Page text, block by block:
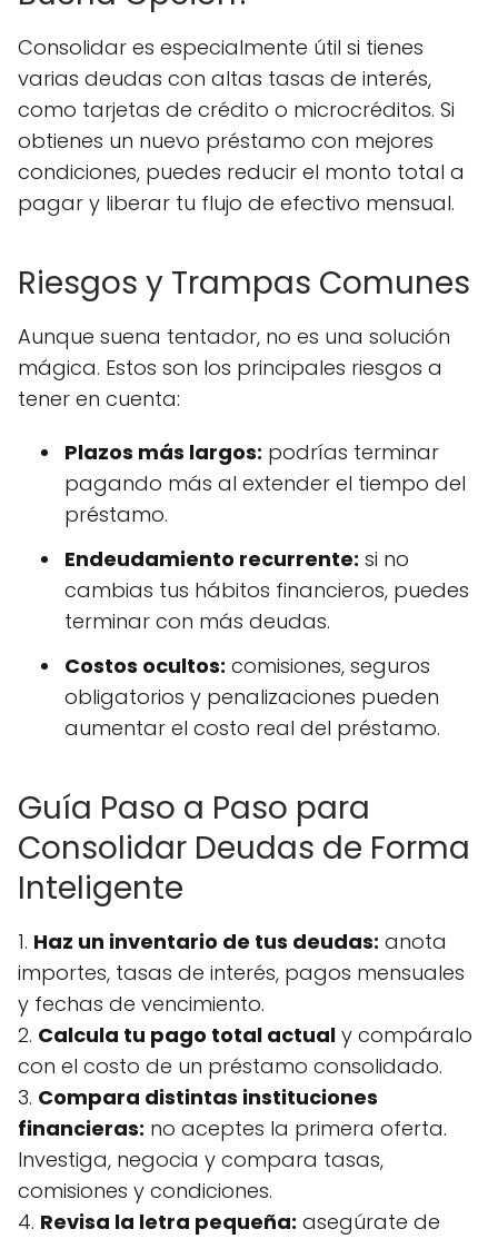
Consolidar es especialmente útil si tienes
varias deudas con altas tasas de interés,
como tarjetas de crédito o microcréditos. Si
obtienes un nuevo préstamo con mejores
condiciones, puedes reducir el monto total a
pagar y liberar tu flujo de efectivo mensual.
Riesgos y Trampas Comunes
Aunque suena tentador, no es una solución
mágica. Estos son los principales riesgos a
tener en cuenta:
Plazos más largos: podrías terminar
pagando más al extender el tiempo del
préstamo.
Endeudamiento recurrente: si no
cambias tus hábitos financieros, puedes
terminar con más deudas.
Costos ocultos: comisiones, seguros
obligatorios y penalizaciones pueden
aumentar el costo real del préstamo.
Guía Paso a Paso para
Consolidar Deudas de Forma
Inteligente
1. Haz un inventario de tus deudas: anota
importes, tasas de interés, pagos mensuales
y fechas de vencimiento.
2. Calcula tu pago total actual y compáralo
con el costo de un préstamo consolidado.
3. Compara distintas instituciones
financieras: no aceptes la primera oferta.
Investiga, negocia y compara tasas,
comisiones y condiciones.
4. Revisa la letra pequeña: asegúrate de